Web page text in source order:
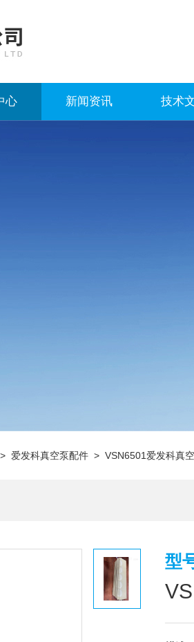
心 新闻资讯 技术
> 爱发科真空泵配件 > VSN6501爱发科真
型